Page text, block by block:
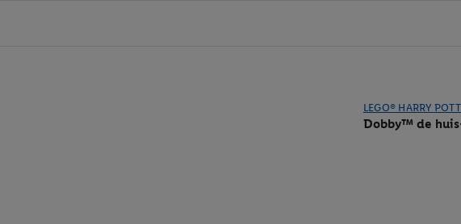
LEGO® HARRY
Dobby™ de